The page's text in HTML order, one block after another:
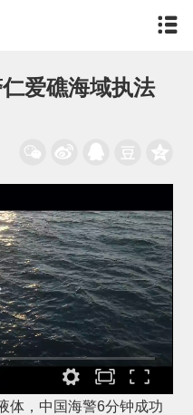
爱礁海域执法
，中国海警6分钟成功